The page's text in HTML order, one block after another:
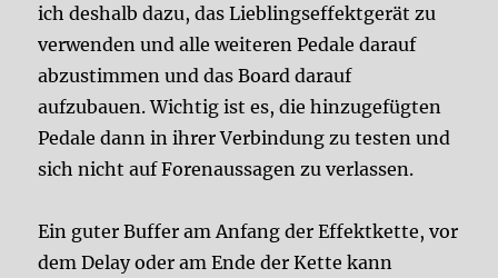
ich deshalb dazu, das Lieblingseffektgerät zu
verwenden und alle weiteren Pedale darauf
abzustimmen und das Board darauf
aufzubauen. Wichtig ist es, die hinzugefügten
Pedale dann in ihrer Verbindung zu testen und
sich nicht auf Forenaussagen zu verlassen.
Ein guter Buffer am Anfang der Effektkette, vor
dem Delay oder am Ende der Kette kann